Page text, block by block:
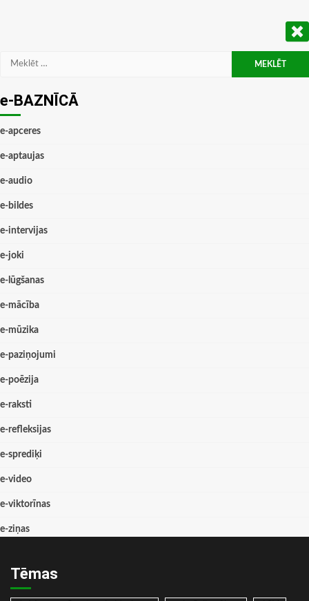
Meklēt:
e-BAZNĪCĀ
e-apceres
e-aptaujas
e-audio
e-bildes
e-intervijas
e-joki
e-lūgšanas
e-mācība
e-mūzika
e-paziņojumi
e-poēzija
e-raksti
e-refleksijas
e-sprediķi
e-video
e-viktorīnas
e-ziņas
Tēmas